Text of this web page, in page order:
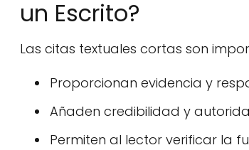
un Escrito?
Las citas textuales cortas son
Proporcionan evidencia y
Añaden credibilidad y
Permiten al lector verificar la